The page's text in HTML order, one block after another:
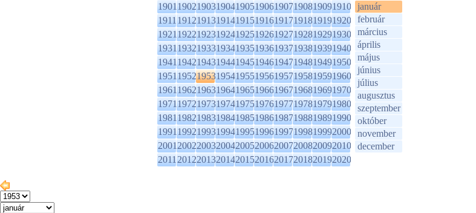
1901190219031904190519061907190819091910
1911191219131914191519161917191819191920
1921192219231924192519261927192819291930
1931193219331934193519361937193819391940
1941194219431944194519461947194819491950
1951195219531954195519561957195819591960
1961196219631964196519661967196819691970
1971197219731974197519761977197819791980
1981198219831984198519861987198819891990
1991199219931994199519961997199819992000
2001200220032004200520062007200820092010
2011201220132014201520162017201820192020
január
február
március
április
május
június
július
augusztus
szeptember
október
november
december